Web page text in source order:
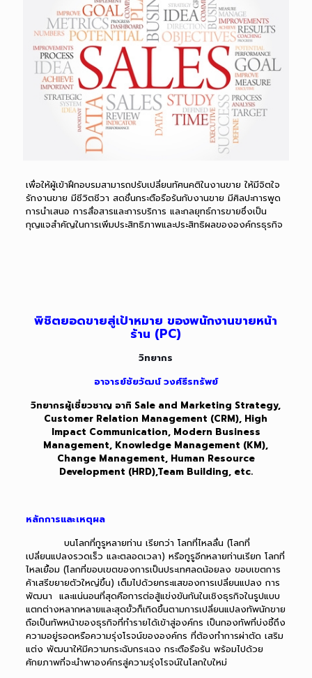
เพื่อให้ผู้เข้าฝึกอบรมสามารถปรับเปลี่ยนทัศนคติในงานขาย ให้มีจิตใจ
รักงานขาย มีชีวิตชีวา สดชื่นกระตือรือร้นกับงานขาย มีศิลปะการพูด
การนำเสนอ การสื่อสารและการบริการ และกลยุทธ์การขายซึ่งเป็น
กุญแจสำคัญในการเพิ่มประสิทธิภาพและประสิทธิผลขององค์กรธุรกิจ
พิชิตยอดขายสู่เป้าหมาย ของพนักงานขายหน้า
ร้าน (PC)
วิทยากร
อาจารย์ชัยวัฒน์ วงศ์ธีรทรัพย์
วิทยากรผู้เชี่ยวชาญ อาทิ Sale and Marketing Strategy,
Customer Relation Management (CRM), High
Impact Communication, Modern Business
Management, Knowledge Management (KM),
Change Management, Human Resource
Development (HRD),Team Building, etc.
หลักการและเหตุผล
บนโลกที่กูรูหลายท่าน เรียกว่า โลกที่ไหลลื่น (โลกที่
เปลี่ยนแปลงรวดเร็ว และตลอดเวลา) หรือกูรูอีกหลายท่านเรียก โลกที่
ไหลเยื้อม (โลกที่ขอบเขตของการเป็นประเทศลดน้อยลง ขอบเขตการ
ค้าเสรีขยายตัวใหญ่ขึ้น) เต็มไปด้วยกระแสของการเปลี่ยนแปลง การ
พัฒนา และแน่นอนที่สุดคือการต่อสู้แข่งขันกันในเชิงธุรกิจในรูปแบบ
แตกต่างหลากหลายและสุดขั้วก็เกิดขึ้นตามการเปลี่ยนแปลงทัพนักขาย
ถือเป็นทัพหน้าของธุรกิจที่ทำรายได้เข้าสู่องค์กร เป็นกองทัพที่บ่งชี้ถึง
ความอยู่รอดหรือความรุ่งโรจน์ขององค์กร ที่ต้องทำการผ่าตัด เสริม
แต่ง พัฒนาให้มีความกระฉับกระเฉง กระตือรือร้น พร้อมไปด้วย
ศักยภาพที่จะนำพาองค์กรสู่ความรุ่งโรจน์ในโลกใบใหม่